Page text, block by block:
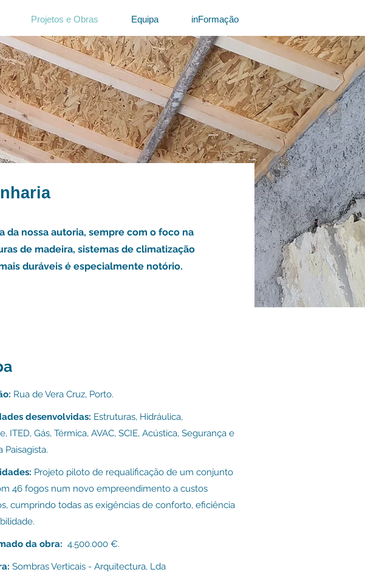
Projetos e Obras Equipa inFormação
nossa autoria, sempre com o foco na
de madeira, sistemas de climatização
duráveis é especialmente notório.
Rua de Vera Cruz, Porto.
desenvolvidas: Estruturas, Hidráulica,
ITED, Gás, Térmica, AVAC, SCIE, Acústica, Segurança e
Paisagista.
Projeto piloto de requalificação de um conjunto
46 fogos num novo empreendimento a custos
cumprindo todas as exigências de conforto, eficiência
da obra: 4.500.000 €.
Sombras Verticais - Arquitectura, Lda